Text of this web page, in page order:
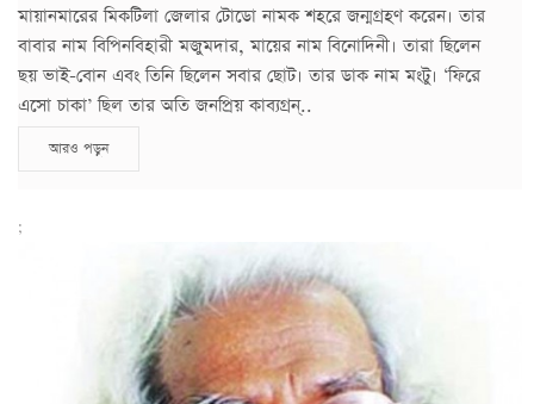
মায়ানমারের মিকটিলা জেলার টোডো নামক শহরে জন্মগ্রহণ করেন। তার
বাবার নাম বিপিনবিহারী মজুমদার, মায়ের নাম বিনোদিনী। তারা ছিলেন
ছয় ভাই-বোন এবং তিনি ছিলেন সবার ছোট। তার ডাক নাম মংটু। ‘ফিরে
এসো চাকা’ ছিল তার অতি জনপ্রিয় কাব্যগ্রন্..
আরও পড়ুন
;